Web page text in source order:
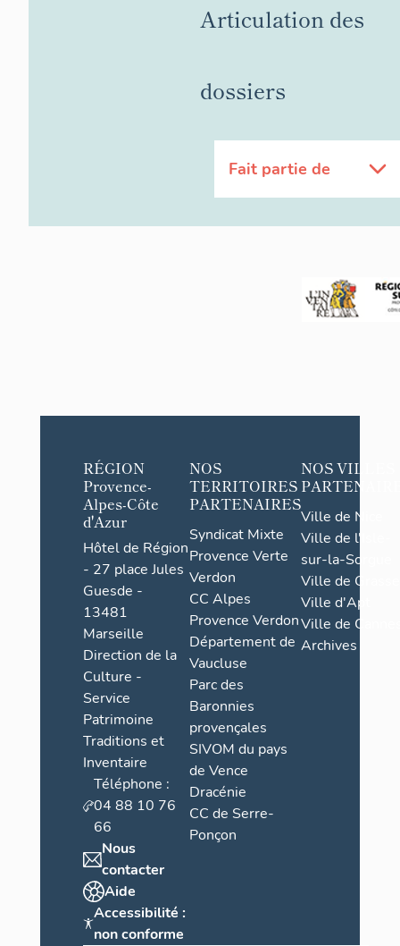
Articulation des
dossiers
Fait partie de
RÉGION
Provence-
Alpes-Côte
d'Azur
Hôtel de Région
- 27 place Jules
Guesde -
13481
Marseille
Direction de la
Culture -
Service
Patrimoine
Traditions et
Inventaire
Téléphone :
04 88 10 76
66
Nous
contacter
Aide
Accessibilité :
non conforme
NOS
TERRITOIRES
PARTENAIRES
Syndicat Mixte
Provence Verte
Verdon
CC Alpes
Provence Verdon
Département de
Vaucluse
Parc des
Baronnies
provençales
SIVOM du pays
de Vence
Dracénie
CC de Serre-
Ponçon
NOS VILLES
Ville de Nice
Ville de l'Isle-
sur-la-Sorgue
Ville de Grasse
Ville d'Apt
Ville de
Archives